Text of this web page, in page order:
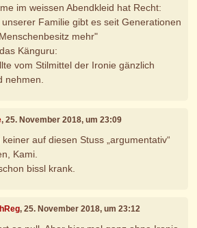
im weissen Abendkleid hat Recht:
unserer Familie gibt es seit Generationen
mehr"
Känguru:
vom Stilmittel der Ironie gänzlich
nehmen.
, 25. November 2018, um 23:09
keiner auf diesen Stuss „argumentativ“
Kami.
bissl krank.
, 25. November 2018, um 23:12